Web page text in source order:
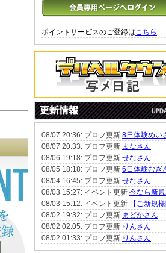
ポイントサービスのご登録はこちら
08/07 20:36: プロフ更新 8日体験めい
08/07 20:33: プロフ更新 まなさん
08/06 19:18: プロフ更新 せなさん
08/05 18:18: プロフ更新 6日体験むぎ
08/04 16:45: プロフ更新 せなさん
08/03 15:27: イベント更新 今なら新規
08/03 15:12: イベント更新
【ご新規
08/02 19:32: プロフ更新 まどかさん
08/02 02:05: プロフ更新 りんさん
08/02 01:33: プロフ更新 りんさん